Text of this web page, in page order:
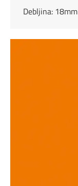
Debljina: 18mm